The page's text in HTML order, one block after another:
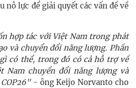
nỗ lực để giải quyết các vấn đề về
hợp tác với Việt Nam trong phát
và chuyển đổi năng lượng. Phần
có thể, trong đó có cả hỗ trợ về
Nam chuyển đổi năng lượng và
- ông Keijo Norvanto cho